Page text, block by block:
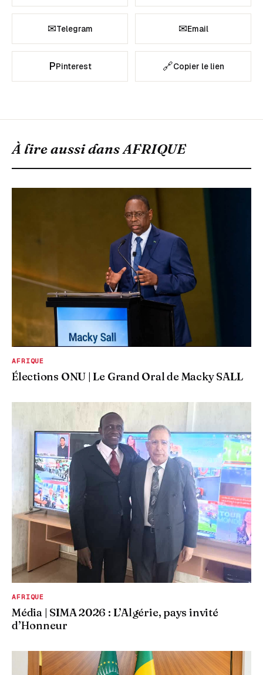
✉Telegram ✉Email
PPinterest 🔗Copier le lien
À lire aussi dansAFRIQUE
AFRIQUE
Élections ONU | Le Grand Oral de Macky SALL
AFRIQUE
Média | SIMA 2026 : L’Algérie, pays invité
d’Honneur